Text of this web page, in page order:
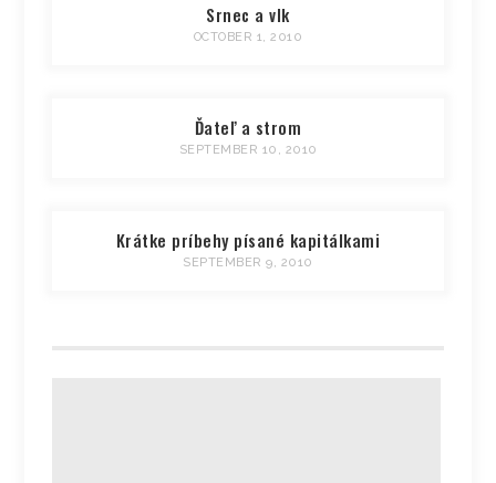
Srnec a vlk
OCTOBER 1, 2010
Ďateľ a strom
SEPTEMBER 10, 2010
Krátke príbehy písané kapitálkami
SEPTEMBER 9, 2010